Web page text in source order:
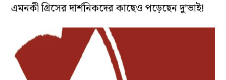
এমনকী গ্রিসের দার্শনিকদের কাছেও পড়েছেন দু’ভাই!